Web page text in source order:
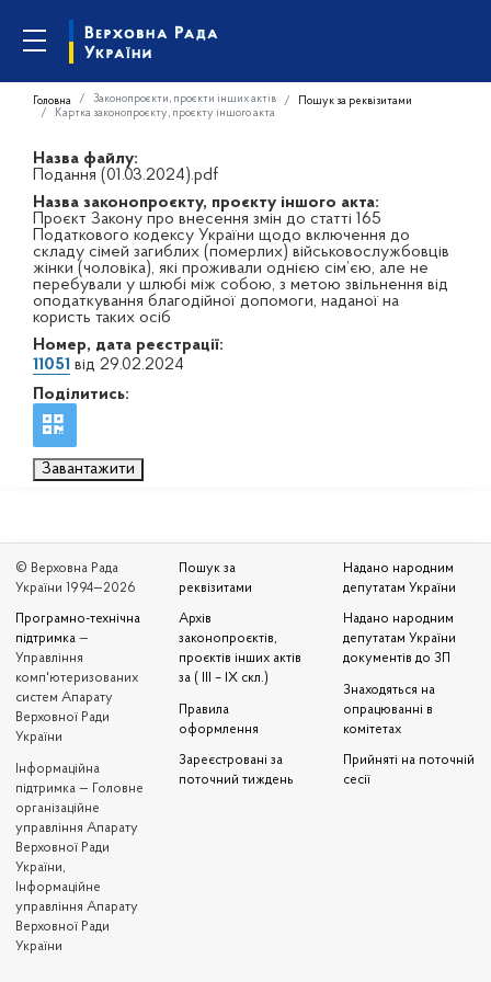
Головна Законопроєкти, проєкти інших актів
Пошук за реквізитами
Картка законопроєкту, проєкту іншого акта
Назва файлу:
Подання (01.03.2024).pdf
Назва законопроєкту, проєкту іншого акта:
Проєкт Закону про внесення змін до статті 165
Податкового кодексу України щодо включення до
складу сімей загиблих (померлих) військовослужбовців
жінки (чоловіка), які проживали однією сім’єю, але не
перебували у шлюбі між собою, з метою звільнення від
оподаткування благодійної допомоги, наданої на
користь таких осіб
Номер, дата реєстрації:
11051 від 29.02.2024
Поділитись:
Завантажити
© Верховна Рада
України 1994—2026
Програмно-технічна
підтримка —
Управління
комп'ютеризованих
систем Апарату
Верховної Ради
України
Iнформаційна
підтримка — Головне
організаційне
управління Апарату
Верховної Ради
України,
Інформаційне
управління Апарату
Верховної Ради
України
Пошук за
реквізитами
Архів
законопроєктів,
проєктів інших актів
за ( III – IX скл.)
Правила
оформлення
Зареєстровані за
поточний тиждень
Надано народним
депутатам України
Надано народним
депутатам України
документів до ЗП
Знаходяться на
опрацюванні в
комітетах
Прийняті на поточній
сесії